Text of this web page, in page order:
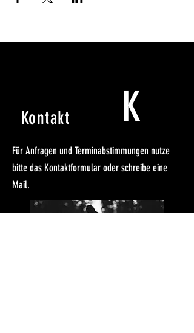
Kontakt K
Für Anfragen und Terminabstimmungen nutze
bitte das Kontaktformular oder schreibe eine
Mail.